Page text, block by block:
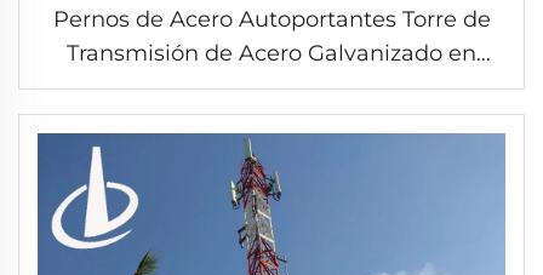
Pernos de Acero Autoportantes Torre de
Transmisión de Acero Galvanizado en
Ángulo para Líneas de Alta Tensión